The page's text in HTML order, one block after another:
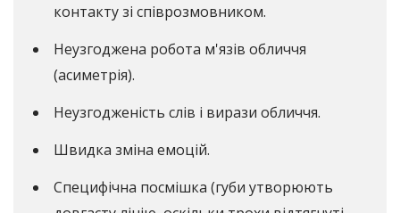
контакту зі співрозмовником.
Неузгоджена робота м'язів обличчя
(асиметрія).
Неузгодженість слів і вирази обличчя.
Швидка зміна емоцій.
Специфічна посмішка (губи утворюють